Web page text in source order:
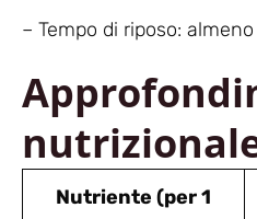
– Tempo di riposo: almeno
Nutriente (per 1